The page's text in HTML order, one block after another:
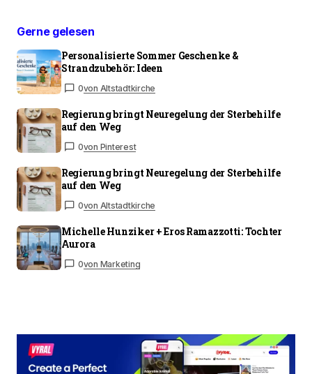
Gerne gelesen
Personalisierte Sommer Geschenke &
Strandzubehör: Ideen
0von Altstadtkirche
Regierung bringt Neuregelung der Sterbehilfe
auf den Weg
0von Pinterest
Regierung bringt Neuregelung der Sterbehilfe
auf den Weg
0von Altstadtkirche
Michelle Hunziker + Eros Ramazzotti: Tochter
Aurora
0von Marketing